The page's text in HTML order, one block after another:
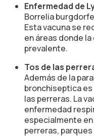
Enfermedad de
Borrelia
Esta vacuna se
en áreas donde
prevalente.
Tos de las
Además de la
bronchiseptica
las perreras. La
enfermedad
especialmente
perreras,